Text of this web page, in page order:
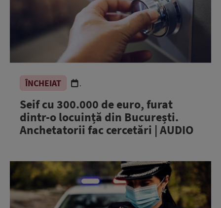
ÎNCHEIAT .
Seif cu 300.000 de euro, furat
dintr-o locuință din București.
Anchetatorii fac cercetări | AUDIO